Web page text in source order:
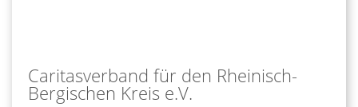
Caritasverband für den Rheinisch-
Bergischen Kreis e.V.